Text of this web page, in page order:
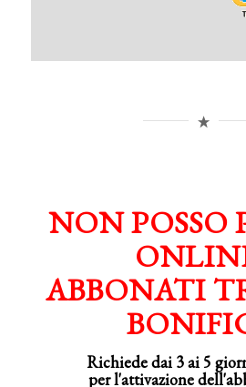
NON POSSO
ABBONATI
Richiede dai 3 ai 5
perl'attivazione